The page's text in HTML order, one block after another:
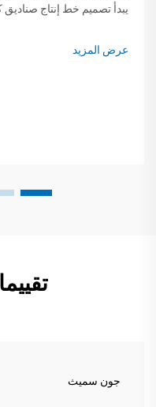
يبدأ تصميم خط إنتاج
وأهداف التميّز في العلامة التجارية. عام
عرض المزيد
جون سميث